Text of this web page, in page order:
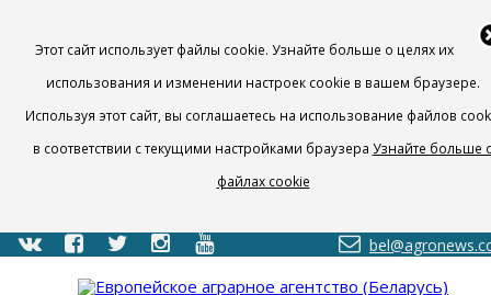
Этот сайт использует файлы cookie. Узнайте больше о целях их
использования и изменении настроек cookie в вашем браузере.
Используя этот сайт, вы соглашаетесь на использование файлов
в соответствии с текущими настройками браузера Узнайте больше
файлах cookie